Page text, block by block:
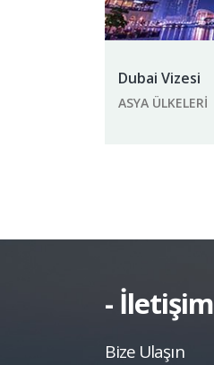
Dubai Vizesi
ASYA ÜLKELERI
- İletişim
Bize Ulaşın